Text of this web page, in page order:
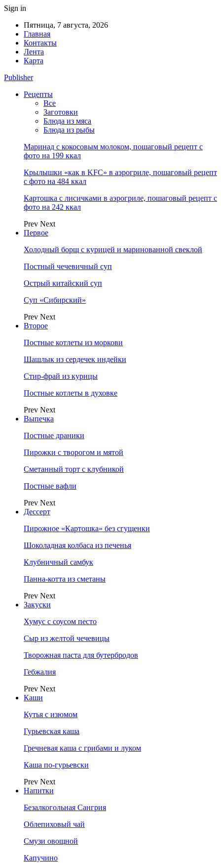
Sign in
Пятница, 7 августа, 2026
Главная
Контакты
Лента
Карта
Publisher
Рецепты
Все
Заготовки
Блюда из мяса
Блюда из рыбы
Маринад с кокосовым молоком, пошаговый рецепт с
фото на 199 ккал
Крылышки «как в KFC» в аэрогриле, пошаговый рецепт
с фото на 484 ккал
Картошка с лисичками в аэрогриле, пошаговый рецепт с
фото на 242 ккал
Prev Next
Первое
Холодный борщ с курицей и маринованной свеклой
Постный чечевичный суп
Острый китайский суп
Суп «Сибирский»
Prev Next
Второе
Постные котлеты из моркови
Шашлык из сердечек индейки
Стир-фрай из курицы
Постные котлеты в духовке
Prev Next
Выпечка
Постные драники
Пирожки с творогом и мятой
Сметанный торт с клубникой
Постные вафли
Prev Next
Дессерт
Пирожное «Картошка» без сгущенки
Шоколадная колбаса из печенья
Клубничный самбук
Панна-котта из сметаны
Prev Next
Закуски
Хумус с соусом песто
Сыр из желтой чечевицы
Творожная паста для бутербродов
Гебжалия
Prev Next
Каши
Кутья с изюмом
Гурьевская каша
Гречневая каша с грибами и луком
Каша по-гурьевски
Prev Next
Напитки
Безалкогольная Сангрия
Облепиховый чай
Смузи овощной
Капучино